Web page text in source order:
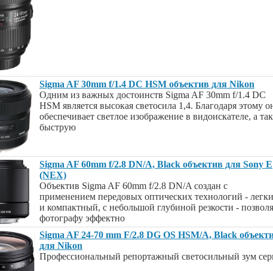
Sigma AF 30mm f/1.4 DC HSM объектив для Nikon
Одним из важных достоинств Sigma AF 30mm f/1.4 DC
HSM является высокая светосила 1,4. Благодаря этому
обеспечивает светлое изображение в видоискателе, а
быструю
Sigma AF 60mm f/2.8 DN/A, Black объектив для Sony E
(NEX)
Объектив Sigma AF 60mm f/2.8 DN/A создан с
применением передовых оптических технологий -
и компактный, с небольшой глубиной резкости -
фотографу эффектно
Sigma AF 24-70 mm F/2.8 DG OS HSM/A, Black
для Nikon
Профессиональный репортажный светосильный зум